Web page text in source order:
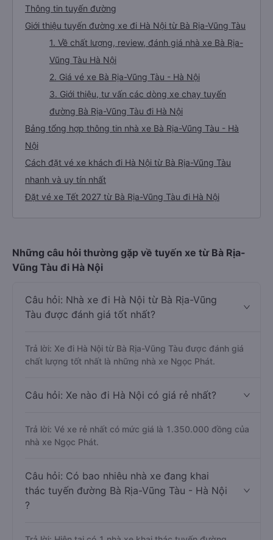
Thông tin tuyến đường
Giới thiệu tuyến đường xe đi Hà Nội từ Bà Rịa-Vũng Tàu
1. Về chất lượng, review, đánh giá nhà xe Bà Rịa-
Vũng Tàu Hà Nội
2. Giá vé xe Bà Rịa-Vũng Tàu - Hà Nội
3. Giới thiệu, tư vấn các dòng xe chạy tuyến
đường Bà Rịa-Vũng Tàu đi Hà Nội
Bảng tổng hợp thông tin nhà xe Bà Rịa-Vũng Tàu - Hà
Nội
Cách đặt vé xe khách đi Hà Nội từ Bà Rịa-Vũng Tàu
nhanh và uy tín nhất
Đặt vé xe Tết 2027 từ Bà Rịa-Vũng Tàu đi Hà Nội
Những câu hỏi thường gặp về tuyến xe từ Bà Rịa-
Vũng Tàu đi Hà Nội
Câu hỏi: Nhà xe đi Hà Nội từ Bà Rịa-Vũng
Tàu được đánh giá tốt nhất?
Trả lời: Xe đi Hà Nội từ Bà Rịa-Vũng Tàu được đánh giá
chất lượng tốt nhất là những nhà xe Ngọc Phát.
Câu hỏi: Xe nào đi Hà Nội có giá rẻ nhất?
Trả lời: Vé xe rẻ nhất có mức giá là 1.350.000 đồng của
nhà xe Ngọc Phát.
Câu hỏi: Có bao nhiêu nhà xe đang khai
thác tuyến đường Bà Rịa-Vũng Tàu - Hà Nội
?